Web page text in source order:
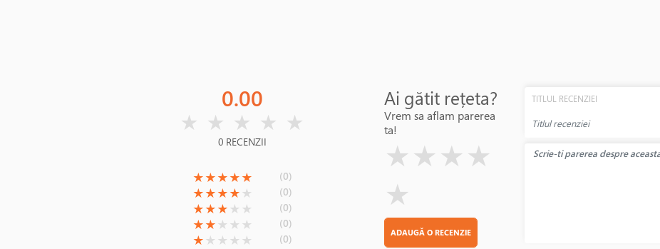
0.00
★ ★ ★ ★ ★
0 RECENZII
(*)
★(*)
★(*)
★(*)
★(*)
★ (0)
(*)
★(*)
★(*)
★(*)
★ ( )
★ (0)
(*)
★(*)
★(*)
★ ( )
★ ( )
★ (0)
(*)
★(*)
★ ( )
★ ( )
★ ( )
★ (0)
(*)
★ ( )
★ ( )
★ ( )
★ ( )
★ (0)
Ai gătit rețeta?
Vrem sa aflam parerea
ta!
★ ★ ★ ★
★
ADAUGĂ O RECENZIE
TITLUL RECENZIEI